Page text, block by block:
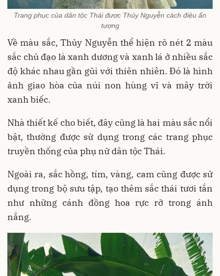
Trang phục của dân tộc Thái được Thủy Nguyễn cách điệu ấn
tượng
Về màu sắc, Thủy Nguyễn thể hiện rõ nét 2 màu
sắc chủ đạo là xanh dương và xanh lá ở nhiều sắc
độ khác nhau gần gũi với thiên nhiên. Đó là hình
ảnh giao hòa của núi non hùng vĩ và mây trời
xanh biếc.
Nhà thiết kế cho biết, đây cũng là hai màu sắc nổi
bật, thường được sử dụng trong các trang phục
truyền thống của phụ nữ dân tộc Thái.
Ngoài ra, sắc hồng, tím, vàng, cam cũng được sử
dụng trong bộ sưu tập, tạo thêm sắc thái tươi tắn
như những cánh đồng hoa rực rỡ trong ánh
nắng.